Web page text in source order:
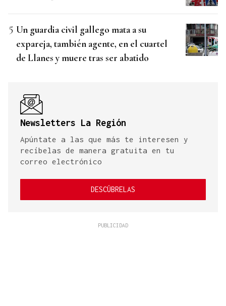
Un guardia civil gallego mata a su
expareja, también agente, en el cuartel
de Llanes y muere tras ser abatido
Newsletters La Región
Apúntate a las que más te interesen y
recíbelas de manera gratuita en tu
correo electrónico
DESCÚBRELAS